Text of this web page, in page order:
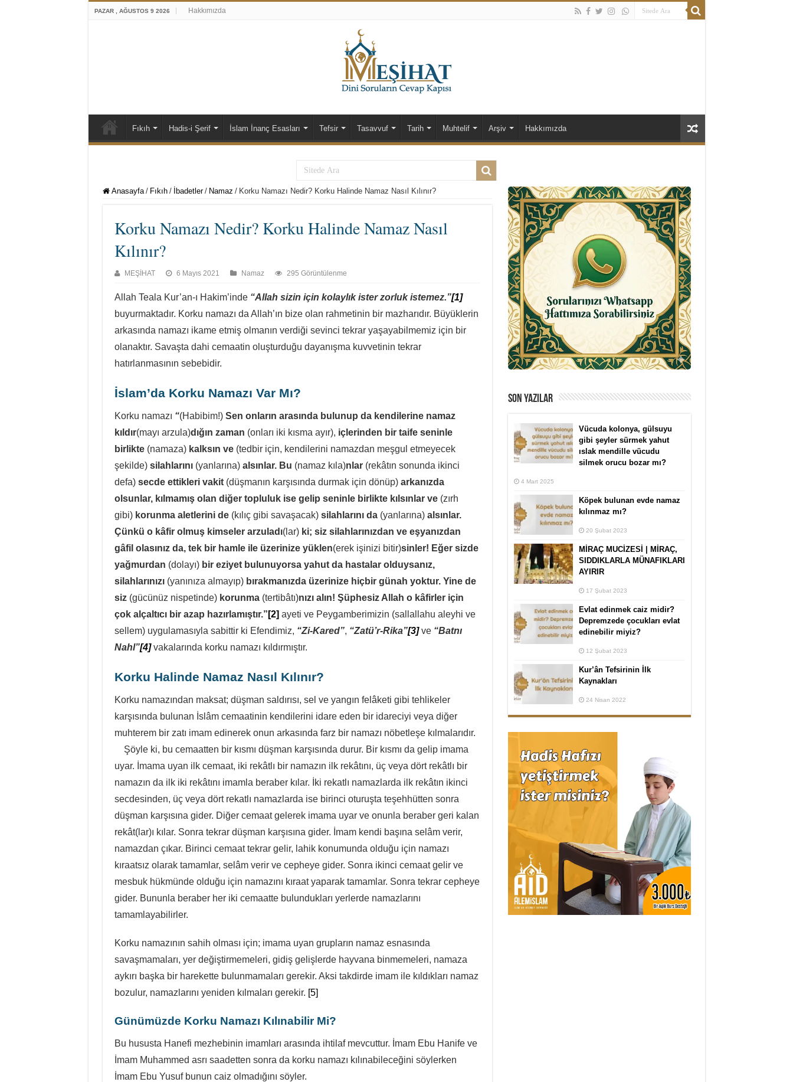
PAZAR , AĞUSTOS 9 2026 Hakkımızda
Fıkıh Hadis-i Şerif İslam İnanç Esasları Tefsir Tasavvuf Tarih Muhtelif Arşiv Hakkımızda
Anasayfa / Fıkıh / İbadetler / Namaz / Korku Namazı Nedir? Korku Halinde Namaz Nasıl Kılınır?
Korku Namazı Nedir? Korku Halinde Namaz Nasıl
Kılınır?
MEŞİHAT 6 Mayıs 2021 Namaz 295 Görüntülenme
Allah Teala Kur’an-ı Hakim’inde “Allah sizin için kolaylık ister zorluk istemez.”[1]
buyurmaktadır. Korku namazı da Allah’ın bize olan rahmetinin bir mazharıdır. Büyüklerin
arkasında namazı ikame etmiş olmanın verdiği sevinci tekrar yaşayabilmemiz için bir
olanaktır. Savaşta dahi cemaatin oluşturduğu dayanışma kuvvetinin tekrar
hatırlanmasının sebebidir.
İslam’da Korku Namazı Var Mı?
Korku namazı “(Habibim!)Sen onların arasında bulunup da kendilerine namaz
kıldır(mayı arzula)dığın zaman (onları iki kısma ayır), içlerinden bir taife seninle
birlikte (namaza)kalksın ve (tedbir için, kendilerini namazdan meşgul etmeyecek
şekilde)silahlarını (yanlarına) alsınlar. Bu (namaz kıla)nlar (rekâtın sonunda ikinci
defa)secde ettikleri vakit(düşmanın karşısında durmak için dönüp)arkanızda
olsunlar, kılmamış olan diğer topluluk ise gelip seninle birlikte kılsınlar ve(zırh
gibi)korunma aletlerini de(kılıç gibi savaşacak)silahlarını da (yanlarına)alsınlar.
Çünkü o kâfir olmuş kimseler arzuladı(lar)ki; siz silahlarınızdan ve eşyanızdan
gâfil olasınız da, tek bir hamle ile üzerinize yüklen(erek işinizi bitir)sinler! Eğer sizde
yağmurdan (dolayı) bir eziyet bulunuyorsa yahut da hastalar olduysanız,
silahlarınızı (yanınıza almayıp) bırakmanızda üzerinize hiçbir günah yoktur. Yine de
siz(gücünüz nispetinde) korunma (tertibâtı)nızı alın! Şüphesiz Allah o kâfirler için
çok alçaltıcı bir azap hazırlamıştır.” [2] ayeti ve Peygamberimizin (sallallahu aleyhi ve
sellem) uygulamasıyla sabittir ki Efendimiz, “Zi-Kared”, “Zatü’r-Rika”[3]ve “Batnı
Nahl”[4]vakalarında korku namazı kıldırmıştır.
Korku Halinde Namaz Nasıl Kılınır?
Korku namazından maksat; düşman saldırısı, sel ve yangın felâketi gibi tehlikeler
karşısında bulunan İslâm cemaatinin kendilerini idare eden bir idareciyi veya diğer
muhterem bir zatı imam edinerek onun arkasında farz bir namazı nöbetleşe kılmalarıdır.
Şöyle ki, bu cemaatten bir kısmı düşman karşısında durur. Bir kısmı da gelip imama
uyar. İmama uyan ilk cemaat, iki rekâtlı bir namazın ilk rekâtını, üç veya dört rekâtlı bir
namazın da ilk iki rekâtını imamla beraber kılar. İki rekatlı namazlarda ilk rekâtın ikinci
secdesinden, üç veya dört rekatlı namazlarda ise birinci oturuşta teşehhütten sonra
düşman karşısına gider. Diğer cemaat gelerek imama uyar ve onunla beraber geri kalan
rekât(lar)ı kılar. Sonra tekrar düşman karşısına gider. İmam kendi başına selâm verir,
namazdan çıkar. Birinci cemaat tekrar gelir, lahik konumunda olduğu için namazı
kıraatsız olarak tamamlar, selâm verir ve cepheye gider. Sonra ikinci cemaat gelir ve
mesbuk hükmünde olduğu için namazını kıraat yaparak tamamlar. Sonra tekrar cepheye
gider. Bununla beraber her iki cemaatte bulundukları yerlerde namazlarını
tamamlayabilirler.
Korku namazının sahih olması için; imama uyan grupların namaz esnasında
savaşmamaları, yer değiştirmemeleri, gidiş gelişlerde hayvana binmemeleri, namaza
aykırı başka bir harekette bulunmamaları gerekir. Aksi takdirde imam ile kıldıkları namaz
bozulur, namazlarını yeniden kılmaları gerekir. [5]
Günümüzde Korku Namazı Kılınabilir Mi?
Bu hususta Hanefi mezhebinin imamları arasında ihtilaf mevcuttur. İmam Ebu Hanife ve
İmam Muhammed asrı saadetten sonra da korku namazı kılınabileceğini söylerken
İmam Ebu Yusuf bunun caiz olmadığını söyler.
SON YAZILAR
Vücuda kolonya, gülsuyu
gibi şeyler sürmek yahut
ıslak mendille vücudu
silmek orucu bozar mı?
4 Mart 2025
Köpek bulunan evde namaz
kılınmaz mı?
20 Şubat 2023
MİRAÇ MUCİZESİ | MİRAÇ,
SIDDIKLARLA MÜNAFIKLARI
AYIRIR
17 Şubat 2023
Evlat edinmek caiz midir?
Depremzede çocukları evlat
edinebilir miyiz?
12 Şubat 2023
Kur’ân Tefsirinin İlk
Kaynakları
24 Nisan 2022